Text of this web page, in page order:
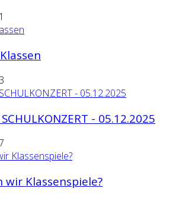
- 05.12.2025
wir Klassenspiele?